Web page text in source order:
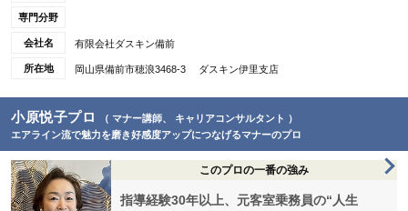
専門分野
会社名 有限会社ダスキン備前
所在地 岡山県備前市穂浪3468-3 ダスキン伊里支店
小原悦子プロ
（ マナー講師、 キャリアコンサルタント ）
エアライン流で魅力を磨き好感度アップにつなげるマナーのプロ
このプロの一番の強み
指導経験30年以上、元客室乗務員の“人生